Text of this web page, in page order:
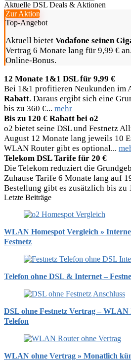
Aktuelle DSL Deals & Aktionen
Zur Aktion
Top-Angebot
Aktuell bietet Vodafone seinen
Vertrag 6 Monate lang für 9,99 €
Online-Bonus.
12 Monate 1&1 DSL für 9,99 €
Bei 1&1 profitieren Neukunden im
Rabatt. Daraus ergibt sich eine
bis zu 360 €... mehr
Bis zu 120 € Rabatt bei o2
o2 bietet seine DSL und Festnetz
August 12 Monate lang jeweils 10
WLAN Router gibt es optional...
Telekom DSL Tarife für 20 €
Die Telekom reduziert die
Zuhause Tarife 6 Monate lang auf
Bestellung gibt es zusätzlich bis zu
Letzte Beiträge
WLAN Homespot Vergleich »
Festnetz
Telefon ohne DSL & Internet –
DSL ohne Festnetz Vertrag – WLAN
Telefon
WLAN ohne Vertrag » Monatlich